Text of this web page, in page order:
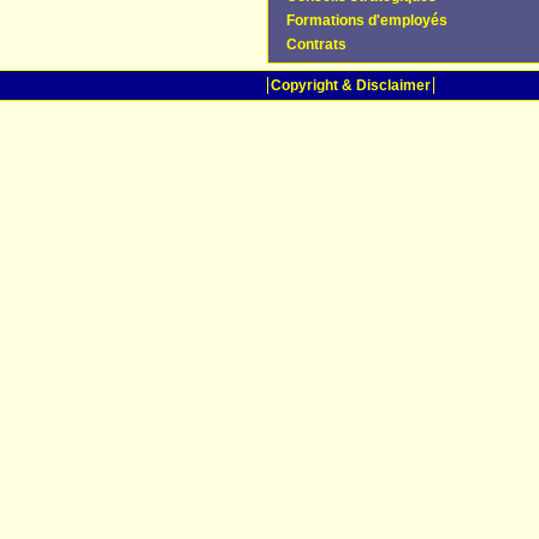
Formations d'employés
Contrats
Copyright & Disclaimer